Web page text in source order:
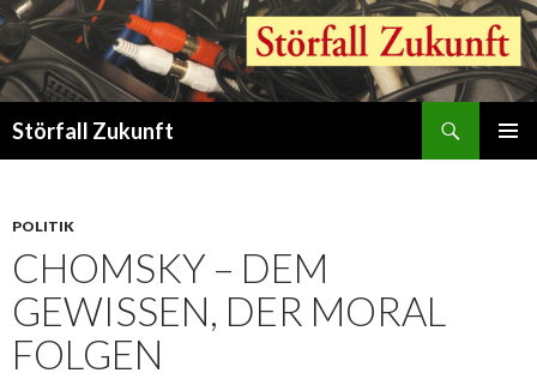
Störfall Zukunft
POLITIK
CHOMSKY – DEM
GEWISSEN, DER MORAL
FOLGEN